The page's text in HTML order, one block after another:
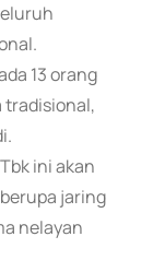
13 orang
tradisional,
ini akan
jaring
nelayan